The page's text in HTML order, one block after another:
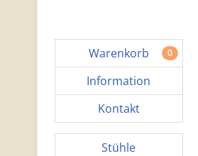
Warenkorb 0
Information
Kontakt
Stühle